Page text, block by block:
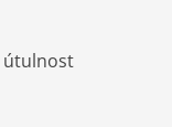
útulnost